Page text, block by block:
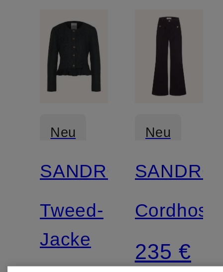
Neu
SANDRO
Tweed-
Jacke
Neu
SANDRO
Cordhose
235 €